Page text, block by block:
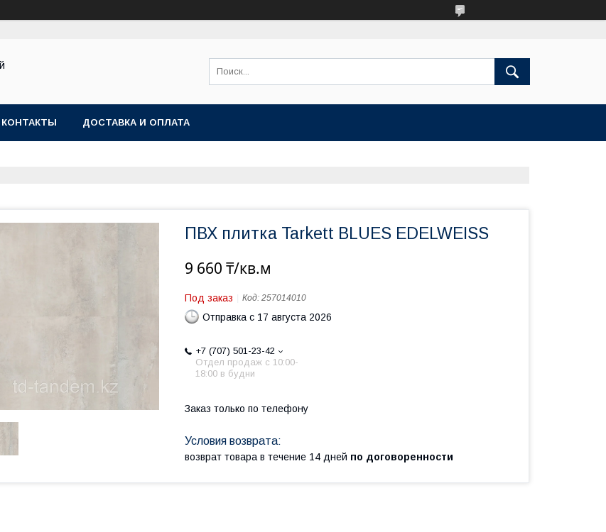
КОНТАКТЫ ДОСТАВКА И ОПЛАТА
ПВХ плитка Tarkett BLUES EDELWEISS
9 660 ₸/кв.м
Под заказ Код: 257014010
Отправка с 17 августа 2026
+7 (707) 501-23-42
Отдел продаж c 10:00-
18:00 в будни
Заказ только по телефону
возврат товара в течение 14 дней по договоренности